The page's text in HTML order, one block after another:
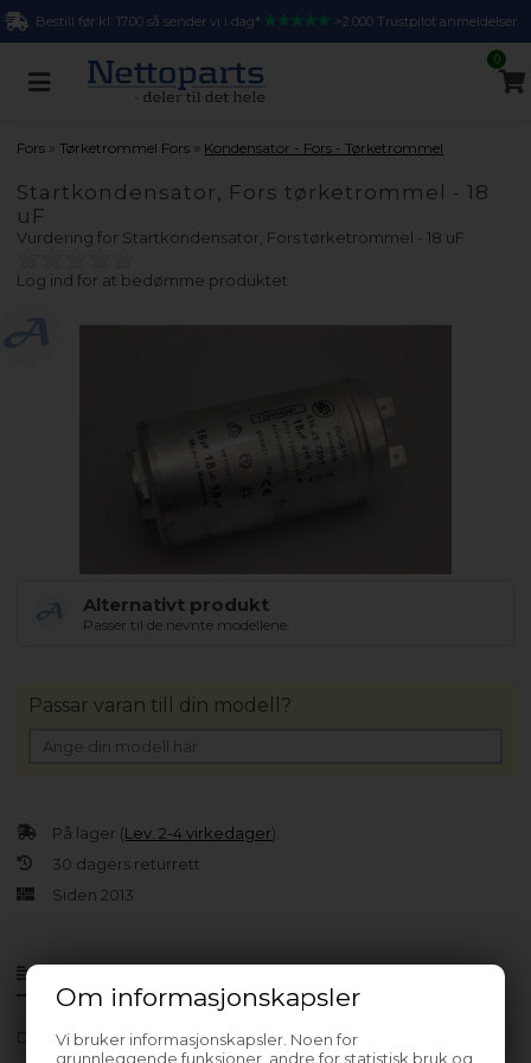
Om informasjonskapsler
Vi bruker informasjonskapsler. Noen for
grunnleggende funksjoner, andre for statistisk bruk og
Bestill før kl. 17.00 så sender vi i dag* >2.000 Trustpilot anmeldelser
0
Fors »Tørketrommel Fors » Kondensator - Fors - Tørketrommel
Startkondensator, Fors tørketrommel - 18
uF
Vurdering for Startkondensator, Fors tørketrommel - 18 uF
Log ind for at bedømme produktet
Alternativt produkt
Passer til de nevnte modellene.
Data 18 uF
På lager (Lev. 2-4 virkedager).
30 dagers returrett
Siden 2013
Passar varan till din modell?